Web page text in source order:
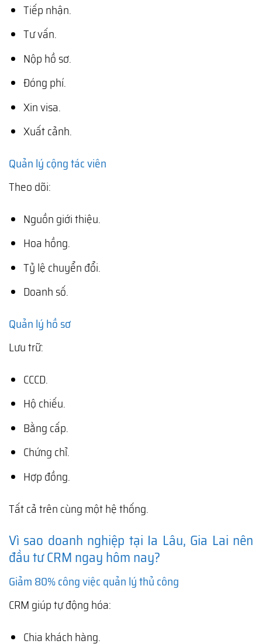
Tiếp nhận.
Tư vấn.
Nộp hồ sơ.
Đóng phí.
Xin visa.
Xuất cảnh.
Quản lý cộng tác viên
Theo dõi:
Nguồn giới thiệu.
Hoa hồng.
Tỷ lệ chuyển đổi.
Doanh số.
Quản lý hồ sơ
Lưu trữ:
CCCD.
Hộ chiếu.
Bằng cấp.
Chứng chỉ.
Hợp đồng.
Tất cả trên cùng một hệ thống.
Vì sao doanh nghiệp tại Ia Lâu, Gia Lai nên
đầu tư CRM ngay hôm nay?
Giảm 80% công việc quản lý thủ công
CRM giúp tự động hóa:
Chia khách hàng.